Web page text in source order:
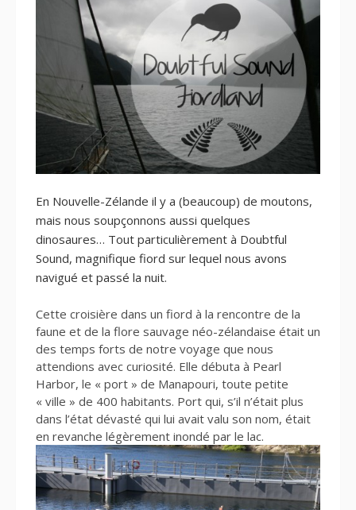
En Nouvelle-Zélande il y a (beaucoup) de moutons,
mais nous soupçonnons aussi quelques
dinosaures… Tout particulièrement à Doubtful
Sound, magnifique fiord sur lequel nous avons
navigué et passé la nuit.
Cette croisière dans un fiord à la rencontre de la
faune et de la flore sauvage néo-zélandaise était un
des temps forts de notre voyage que nous
attendions avec curiosité. Elle débuta à Pearl
Harbor, le « port » de Manapouri, toute petite
« ville » de 400 habitants. Port qui, s’il n’était plus
dans l’état dévasté qui lui avait valu son nom, était
en revanche légèrement inondé par le lac.